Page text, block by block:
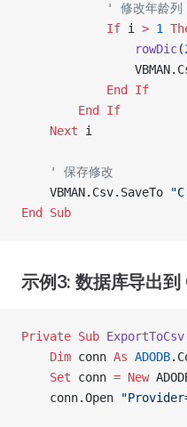
' 修改年龄列
            If
i > 1
                rowDic
(
            End If
        End If
    Next
i
    ' 保存修改
    VBMAN.Csv.SaveTo
End Sub
示例3: 数据库导出到
Private Sub ExportToCsv
    Dim
conn As ADODB
    Set
conn = New
    conn.Open